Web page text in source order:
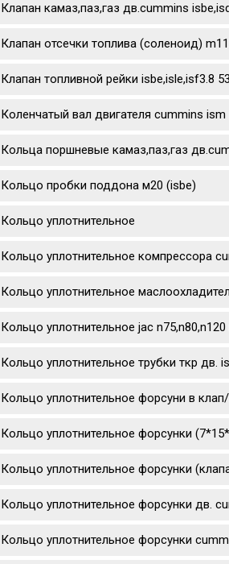
Клапан камаз,паз,газ дв.cummins
Клапан отсечки топлива (соленоид)
Клапан топливной рейки isbe,isle,isf3.8
Коленчатый вал двигателя cummins
Кольца поршневые камаз,паз,газ
Кольцо пробки поддона м20 (isbe)
Кольцо уплотнительное
Кольцо уплотнительное компрессора
Кольцо уплотнительное
Кольцо уплотнительное jac
Кольцо уплотнительное трубки ткр дв.
Кольцо уплотнительное форсуни в
Кольцо уплотнительное форсунки
Кольцо уплотнительное форсунки
Кольцо уплотнительное форсунки дв.
Кольцо уплотнительное форсунки